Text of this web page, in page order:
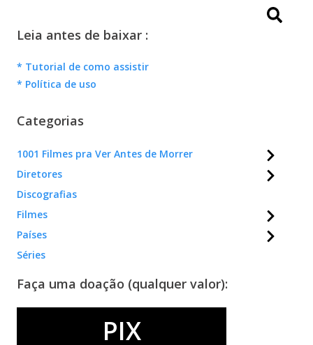
Leia antes de baixar :
* Tutorial de como assistir
* Política de uso
Categorias
1001 Filmes pra Ver Antes de Morrer
Diretores
Discografias
Filmes
Países
Séries
Faça uma doação (qualquer valor):
PIX